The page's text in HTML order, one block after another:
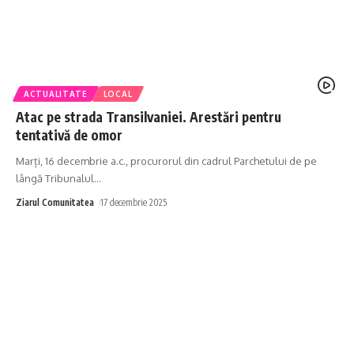
ACTUALITATE LOCAL
Atac pe strada Transilvaniei. Arestări pentru
tentativă de omor
Marți, 16 decembrie a.c., procurorul din cadrul Parchetului de pe
lângă Tribunalul…
Ziarul Comunitatea 17 decembrie 2025